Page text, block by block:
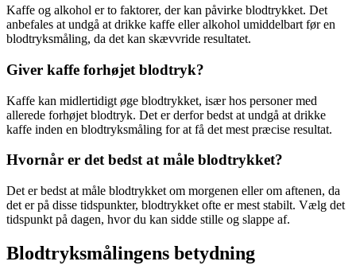
Kaffe og alkohol er to faktorer, der kan påvirke blodtrykket. Det
anbefales at undgå at drikke kaffe eller alkohol umiddelbart før en
blodtryksmåling, da det kan skævvride resultatet.
Giver kaffe forhøjet blodtryk?
Kaffe kan midlertidigt øge blodtrykket, især hos personer med
allerede forhøjet blodtryk. Det er derfor bedst at undgå at drikke
kaffe inden en blodtryksmåling for at få det mest præcise resultat.
Hvornår er det bedst at måle blodtrykket?
Det er bedst at måle blodtrykket om morgenen eller om aftenen, da
det er på disse tidspunkter, blodtrykket ofte er mest stabilt. Vælg det
tidspunkt på dagen, hvor du kan sidde stille og slappe af.
Blodtryksmålingens betydning